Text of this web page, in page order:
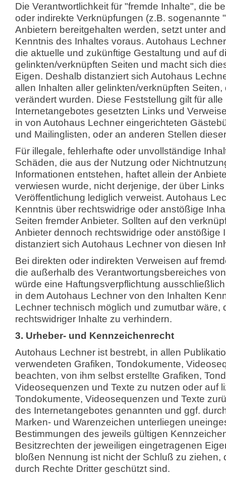
Die Verantwortlichkeit für "fremde Inhalte", die
oder indirekte Verknüpfungen (z.B. sogenannte
Anbietern bereitgehalten werden, setzt unter
Kenntnis des Inhaltes voraus. Autohaus
die aktuelle und zukünftige Gestaltung und auf
gelinkten/verknüpften Seiten und macht sich
Eigen. Deshalb distanziert sich Autohaus
allen Inhalten aller gelinkten/verknüpften
verändert wurden. Diese Feststellung gilt für
Internetangebotes gesetzten Links und
in von Autohaus Lechner eingerichteten
und Mailinglisten, oder an anderen Stellen
Für illegale, fehlerhafte oder unvollständige
Schäden, die aus der Nutzung oder
Informationen entstehen, haftet allein der
verwiesen wurde, nicht derjenige, der über
Veröffentlichung lediglich verweist. Autohaus
Kenntnis über rechtswidrige oder anstößige
Seiten fremder Anbieter. Sollten auf den
Anbieter dennoch rechtswidrige oder anstößige
distanziert sich Autohaus Lechner von diesen
Bei direkten oder indirekten Verweisen auf
die außerhalb des Verantwortungsbereiches
würde eine Haftungsverpflichtung
in dem Autohaus Lechner von den Inhalten
Lechner technisch möglich und zumutbar wäre,
rechtswidriger Inhalte zu verhindern.
3. Urheber- und Kennzeichenrecht
Autohaus Lechner ist bestrebt, in allen
verwendeten Grafiken, Tondokumente,
beachten, von ihm selbst erstellte Grafiken,
Videosequenzen und Texte zu nutzen oder auf
Tondokumente, Videosequenzen und Texte
des Internetangebotes genannten und ggf.
Marken- und Warenzeichen unterliegen
Bestimmungen des jeweils gültigen
Besitzrechten der jeweiligen eingetragenen
bloßen Nennung ist nicht der Schluß zu ziehen,
durch Rechte Dritter geschützt sind.